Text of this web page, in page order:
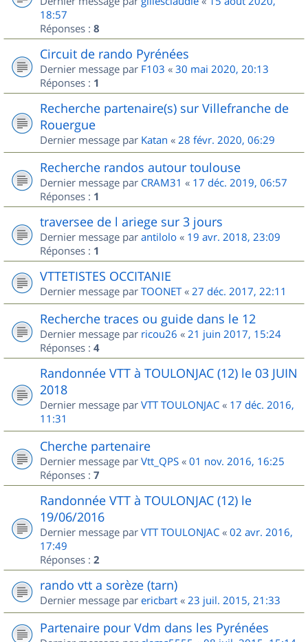
18:57
Réponses : 8
Circuit de rando Pyrénées
Dernier message par F103 « 30 mai 2020, 20:13
Réponses : 1
Recherche partenaire(s) sur Villefranche de
Rouergue
Dernier message par Katan « 28 févr. 2020, 06:29
Recherche randos autour toulouse
Dernier message par CRAM31 « 17 déc. 2019, 06:57
Réponses : 1
traversee de l ariege sur 3 jours
Dernier message par antilolo « 19 avr. 2018, 23:09
Réponses : 1
VTTETISTES OCCITANIE
Dernier message par TOONET« 27 déc. 2017, 22:11
Recherche traces ou guide dans le 12
Dernier message par ricou26 « 21 juin 2017, 15:24
Réponses : 4
Randonnée VTT à TOULONJAC (12) le 03 JUIN
2018
Dernier message par VTT TOULONJAC « 17 déc. 2016,
11:31
Cherche partenaire
Dernier message par Vtt_QPS « 01 nov. 2016, 16:25
Réponses : 7
Randonnée VTT à TOULONJAC (12) le
19/06/2016
Dernier message par VTT TOULONJAC « 02 avr. 2016,
17:49
Réponses : 2
rando vtt a sorèze (tarn)
Dernier message par ericbart « 23 juil. 2015, 21:33
Partenaire pour Vdm dans les Pyrénées